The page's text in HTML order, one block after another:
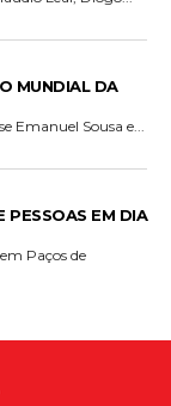
MUNDIAL DA
Emanuel Sousa e...
PESSOAS EM DIA
Paços de